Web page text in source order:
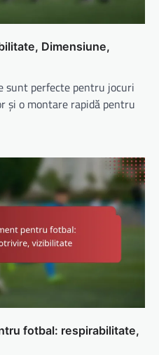
Dimensiune,
sunt perfecte pentru jocuri
și o montare rapidă pentru
fotbal: respirabilitate,